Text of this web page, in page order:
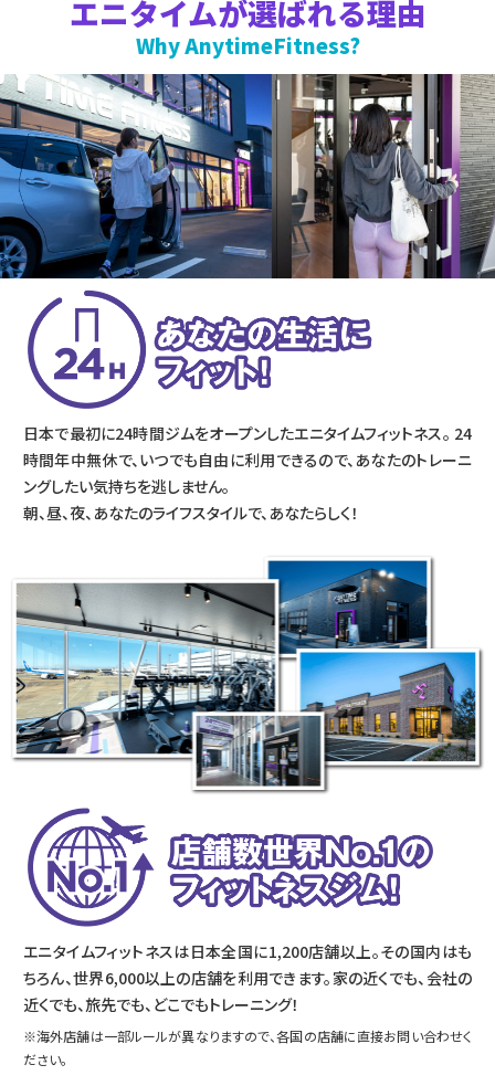
エニタイムが選ばれる理由
Why AnytimeFitness?
日本で最初に24時間ジムをオープンしたエニタイムフィットネス。 24
時間年中無休で、いつでも自由に利用できるので、あなたのトレーニ
ングしたい気持ちを逃しません。
朝、昼、夜、あなたのライフスタイルで、あなたらしく！
エニタイムフィットネスは日本全国に1,200店舗以上。その国内はも
ちろん、世界6,000以上の店舗を利用できます。家の近くでも、会社の
近くでも、旅先でも、どこでもトレーニング！
※海外店舗は一部ルールが異なりますので、各国の店舗に直接お問い合わせく
ださい。